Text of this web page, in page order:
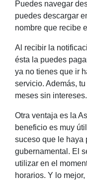
Puedes navegar
puedes descargar
nombre que recibe
Al recibir la
ésta la puedes
ya no tienes que ir
servicio. Además,
meses sin intereses.
Otra ventaja es la
beneficio es muy
suceso que le haya
gubernamental. El
utilizar en el
horarios. Y lo